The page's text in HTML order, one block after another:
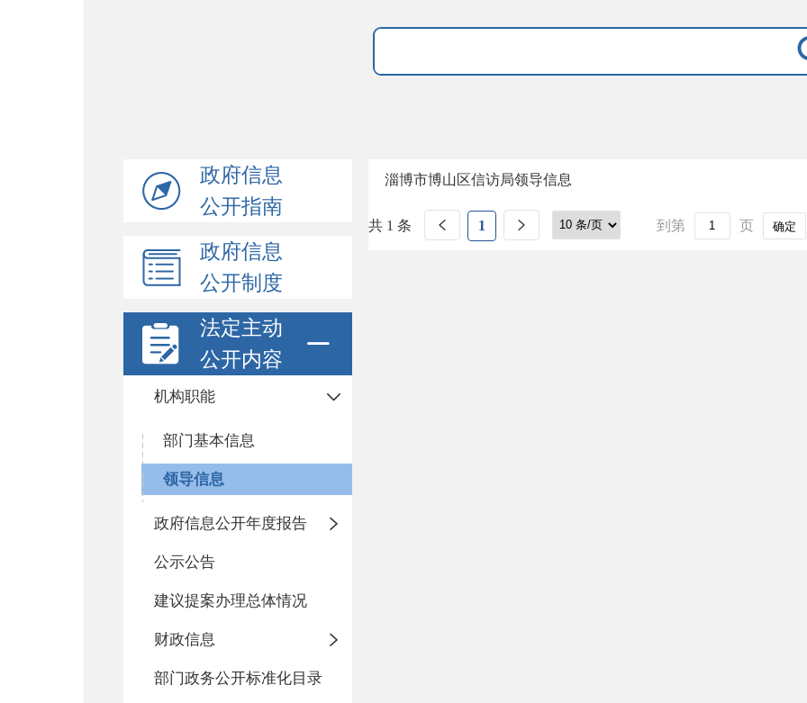
政府信息
公开指南
政府信息
公开制度
法定主动
公开内容
机构职能
部门基本信息
领导信息
政府信息公开年度报告
公示公告
建议提案办理总体情况
财政信息
部门政务公开标准化目录
淄博市博山区信访局领导信息
共 1 条 1 到第 页 确定